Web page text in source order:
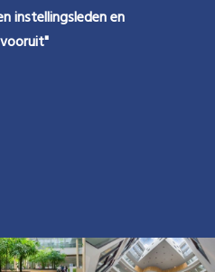
instellingsleden en